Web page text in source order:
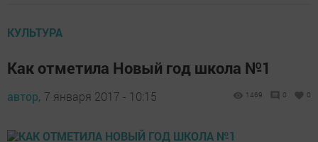
КУЛЬТУРА
Как отметила Новый год школа №1
автор, 7 января 2017 - 10:15 1469 0 0